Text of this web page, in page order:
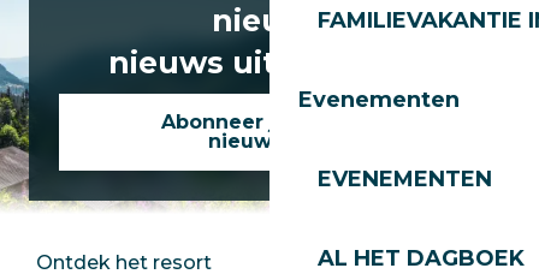
FAMILIEVAKANTIE
Evenementen
EVENEMENTEN
AL HET DAGBOEK
nieuws
nieuws uit Les Gets!
Abonneer je op onze
nieuwsbrief
Ontdek het resort
Perszaal